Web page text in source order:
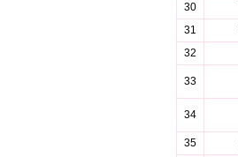
30
31
32
33
34
35